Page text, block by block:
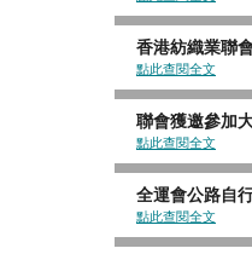
香港紡織業聯
點此查閱全文
聯會獲邀參加
點此查閱全文
全運會公路自
點此查閱全文